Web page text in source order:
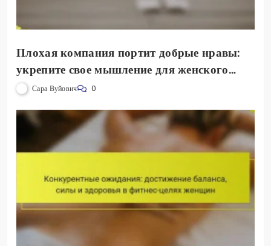
Плохая компания портит добрые нравы:
укрепите свое мышление для женского
здоровья и фитнеса
Сара Вуйович 0